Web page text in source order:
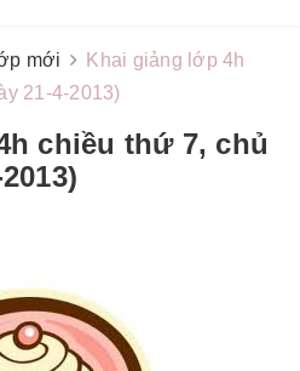
mới
Khai giảng lớp 4h
21-4-2013)
chiều thứ 7, chủ